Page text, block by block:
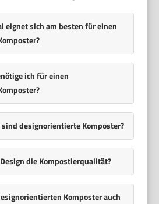
eignet sich am besten für einen
ich für einen
designorientierte Komposter?
die Kompostierqualität?
Komposter auch